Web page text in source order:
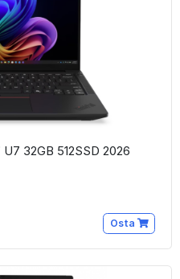
32GB 512SSD 2026
Osta